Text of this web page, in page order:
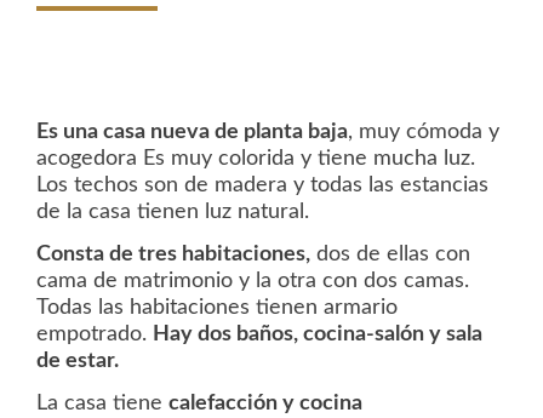
Es una casa nueva de planta baja, muy cómoda y
acogedora Es muy colorida y tiene mucha luz.
Los techos son de madera y todas las estancias
de la casa tienen luz natural.
Consta de tres habitaciones, dos de ellas con
cama de matrimonio y la otra con dos camas.
Todas las habitaciones tienen armario
empotrado. Hay dos baños, cocina-salón y sala
de estar.
La casa tiene calefacción y cocina